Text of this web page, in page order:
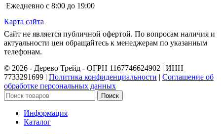
Ежедневно с 8:00 до 19:00
Карта сайта
Сайт не является публичной офертой. По вопросам наличия и
актуальности цен обращайтесь к менеджерам по указанным
телефонам.
©️ 2026 - Дерево Трейд - ОГРН 1167746624902 | ИНН
7733291699 | Политика конфиденциальности | Соглашение об
обработке персональных данных
Поиск
Информация
Каталог